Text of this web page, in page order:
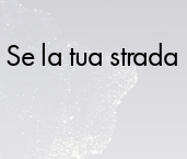
Se la tua